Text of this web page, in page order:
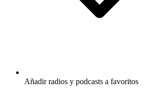
Añadir radios y podcasts a favoritos